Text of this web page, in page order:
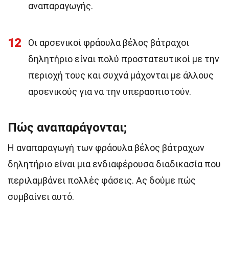
αναπαραγωγής.
12
Οι αρσενικοί φράουλα βέλος βάτραχοι
δηλητήριο είναι πολύ προστατευτικοί με την
περιοχή τους και συχνά μάχονται με άλλους
αρσενικούς για να την υπερασπιστούν.
Πώς αναπαράγονται;
Η αναπαραγωγή των φράουλα βέλος βάτραχων
δηλητήριο είναι μια ενδιαφέρουσα διαδικασία που
περιλαμβάνει πολλές φάσεις. Ας δούμε πώς
συμβαίνει αυτό.